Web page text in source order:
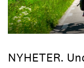
NYHETER.